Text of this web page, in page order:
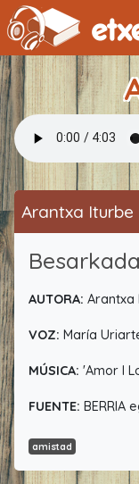
Arantxa Iturbe
AUTORA: Arantxa
VOZ: María
MÚSICA: 'Amor I
FUENTE: BERRIA
amistad